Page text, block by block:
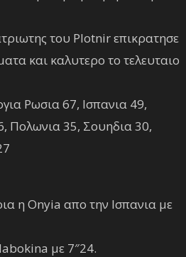
του Plotnir επικρατησε
και καλυτερο το τελευταιο
Ρωσια 67, Ισπανια 49,
Πολωνια 35, Σουηδια 30,
η Onyia απο την Ισπανια με
με 7″24.